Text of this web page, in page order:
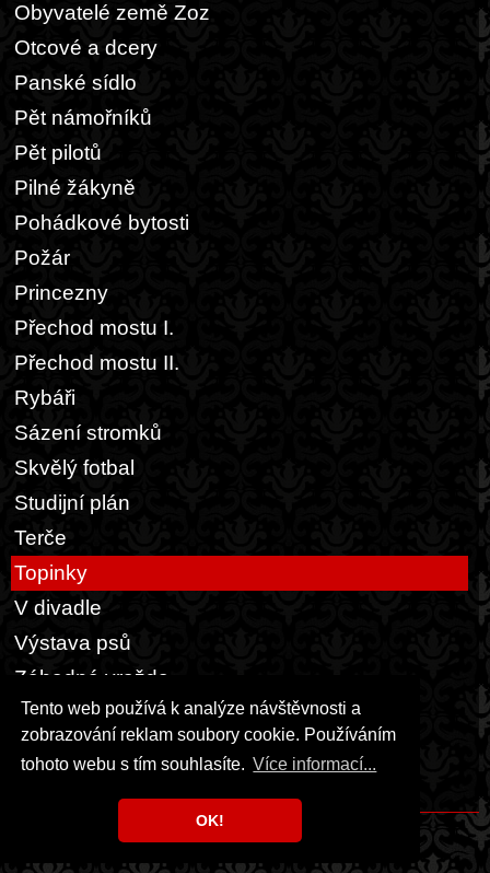
Tento web používá k analýze návštěvnosti a
zobrazování reklam soubory cookie. Používáním
tohoto webu s tím souhlasíte. Více informací...
OK!
Obyvatelé země Zoz
Otcové a dcery
Panské sídlo
Pět námořníků
Pět pilotů
Pilné žákyně
Pohádkové bytosti
Požár
Princezny
Přechod mostu I.
Přechod mostu II.
Rybáři
Sázení stromků
Skvělý fotbal
Studijní plán
Terče
Topinky
V divadle
Výstava psů
Záhadná vražda
Zasedací pořádek
Zebra vodu nepije
Copyright © 1999 - 2026 Milka